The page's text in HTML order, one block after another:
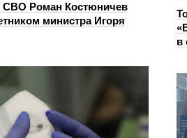
СВО Роман Костюничев
министра Игоря
в